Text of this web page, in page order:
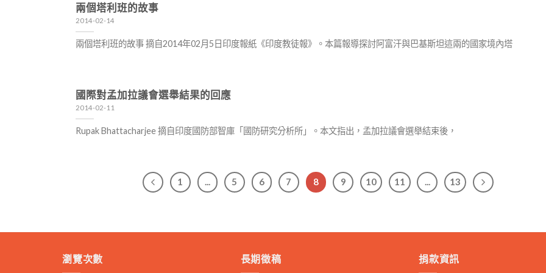
兩個塔利班的故事
2014-02-14
兩個塔利班的故事 摘自2014年02月5日印度報紙《印度教徒報》。本篇報導探討阿富汗與巴基斯坦這兩的國家境內塔
國際對孟加拉議會選舉結果的回應
2014-02-11
Rupak Bhattacharjee 摘自印度國防部智庫「國防研究分析所」。本文指出，孟加拉議會選舉結束後，
1 ... 5 6 7 8 9 10 11 ... 13
瀏覽次數 長期徵稿 捐款資訊